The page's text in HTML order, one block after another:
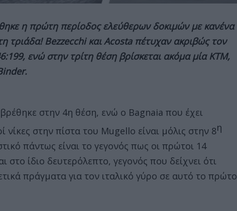
η πρώτη περίοδος ελεύθερων δοκιμών με κανένα
τριάδα! Bezzecchi και Acosta πέτυχαν ακριβώς τον
ενώ στην τρίτη θέση βρίσκεται ακόμα μία KTM,
στην 4η θέση, ενώ ο Bagnaia που έχει
νίκες στην πίστα του Mugello είναι μόλις στην 8η
πάντως είναι το γεγονός πως οι πρώτοι 14
στο ίδιο δευτερόλεπτο, γεγονός που δείχνει ότι
πράγματα για τον ιταλικό γύρο σε αυτό το πρώτο